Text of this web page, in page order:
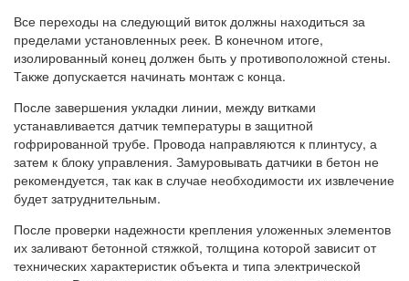
Все переходы на следующий виток должны находиться за
пределами установленных реек. В конечном итоге,
изолированный конец должен быть у противоположной стены.
Также допускается начинать монтаж с конца.
После завершения укладки линии, между витками
устанавливается датчик температуры в защитной
гофрированной трубе. Провода направляются к плинтусу, а
затем к блоку управления. Замуровывать датчики в бетон не
рекомендуется, так как в случае необходимости их извлечение
будет затруднительным.
После проверки надежности крепления уложенных элементов
их заливают бетонной стяжкой, толщина которой зависит от
технических характеристик объекта и типа электрической